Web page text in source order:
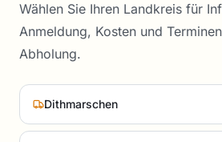
Wählen Sie Ihren Landkreis für
Anmeldung, Kosten und
Abholung.
Dithmarschen